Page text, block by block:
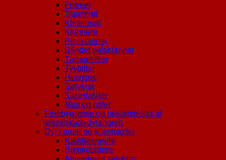
Frømøl
Tapetmøl
Klistermøl
Klannere
Pelsklanner
Båndet pelsklanner
Tæppebiller
Tyvbiller
Husmide
Sølvkræ
Kakerlakker
Mus og rotter
Forebyggelse og bekæmpelse af
tekstilskadedyrangreb
Dyr i papir og kunststoffer
Kældersnegle
Bænkebidere